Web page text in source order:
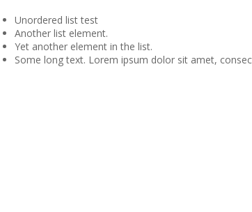
Unordered list test
Another list element.
Yet another element in the list.
Some long text. Lorem ipsum dolor sit amet,